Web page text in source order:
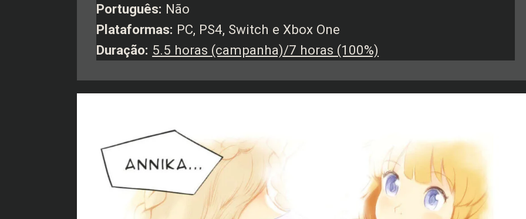
Português: Não
Plataformas: PC, PS4, Switch e Xbox One
Duração: 5.5 horas (campanha)/7 horas (100%)